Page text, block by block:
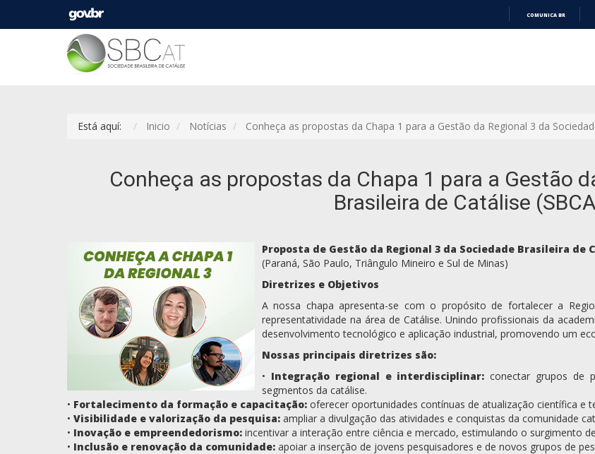
COMUNICA BR
Está aquí: Inicio Notícias Conheça as propostas da Chapa 1 para a Gestão da Regional 3 da
Conheça as propostas da Chapa 1 para a Gestão
Brasileira de Catálise
Proposta de Gestão da Regional 3 da Sociedade Brasileira de
(Paraná, São Paulo, Triângulo Mineiro e Sul de Minas)
Diretrizes e Objetivos
A nossa chapa apresenta-se com o propósito de fortalecer a
representatividade na área de Catálise. Unindo profissionais da
desenvolvimento tecnológico e aplicação industrial, promovendo um
Nossas principais diretrizes são:
• Integração regional e interdisciplinar: conectar grupos de
segmentos da catálise.
• Fortalecimento da formação e capacitação: oferecer oportunidades contínuas de atualização científica e
• Visibilidade e valorização da pesquisa: ampliar a divulgação das atividades e conquistas da comunidade
• Inovação e empreendedorismo: incentivar a interação entre ciência e mercado, estimulando o surgimento
• Inclusão e renovação da comunidade: apoiar a inserção de jovens pesquisadores e de novos grupos de